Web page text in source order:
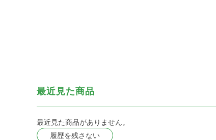
最近見た商品
最近見た商品がありません。
履歴を残さない